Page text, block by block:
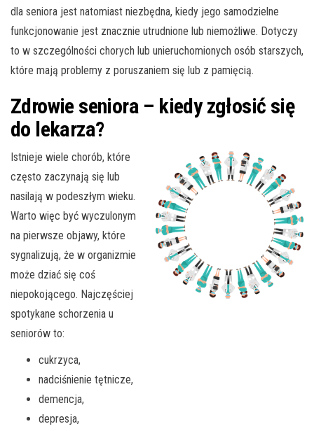
dla seniora jest natomiast niezbędna, kiedy jego samodzielne
funkcjonowanie jest znacznie utrudnione lub niemożliwe. Dotyczy
to w szczególności chorych lub unieruchomionych osób starszych,
które mają problemy z poruszaniem się lub z pamięcią.
Zdrowie seniora – kiedy zgłosić się
do lekarza?
Istnieje wiele chorób, które
często zaczynają się lub
nasilają w podeszłym wieku.
Warto więc być wyczulonym
na pierwsze objawy, które
sygnalizują, że w organizmie
może dziać się coś
niepokojącego. Najczęściej
spotykane schorzenia u
seniorów to:
cukrzyca,
nadciśnienie tętnicze,
demencja,
depresja,